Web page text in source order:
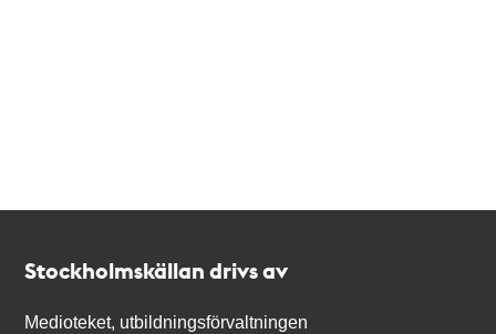
Stockholmskällan drivs av
Medioteket, utbildningsförvaltningen